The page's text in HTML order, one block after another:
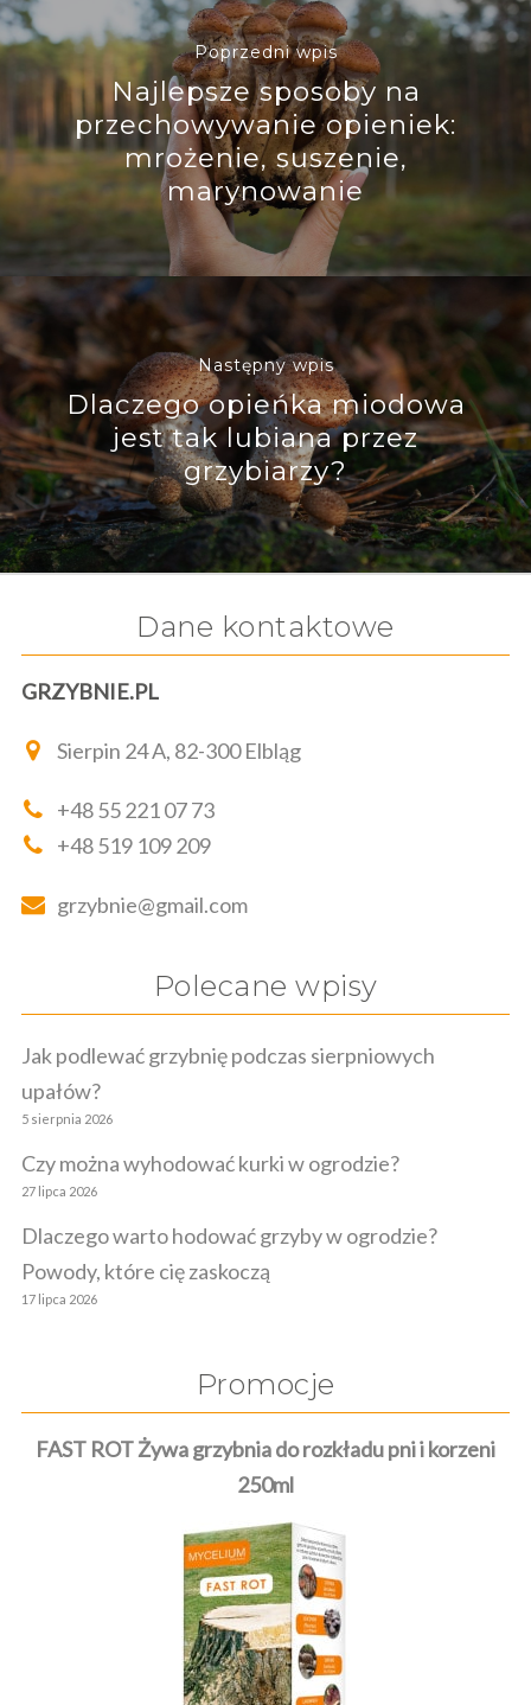
Poprzedni wpis
Najlepsze sposoby na
przechowywanie opieniek:
mrożenie, suszenie,
marynowanie
Następny wpis
Dlaczego opieńka miodowa
jest tak lubiana przez
grzybiarzy?
Dane kontaktowe
GRZYBNIE.PL
Sierpin 24 A, 82-300 Elbląg
+48 55 221 07 73
+48 519 109 209
grzybnie@gmail.com
Polecane wpisy
Jak podlewać grzybnię podczas sierpniowych
upałów?
5 sierpnia 2026
Czy można wyhodować kurki w ogrodzie?
27 lipca 2026
Dlaczego warto hodować grzyby w ogrodzie?
Powody, które cię zaskoczą
17 lipca 2026
Promocje
FAST ROT Żywa grzybnia do rozkładu pni i korzeni
250ml